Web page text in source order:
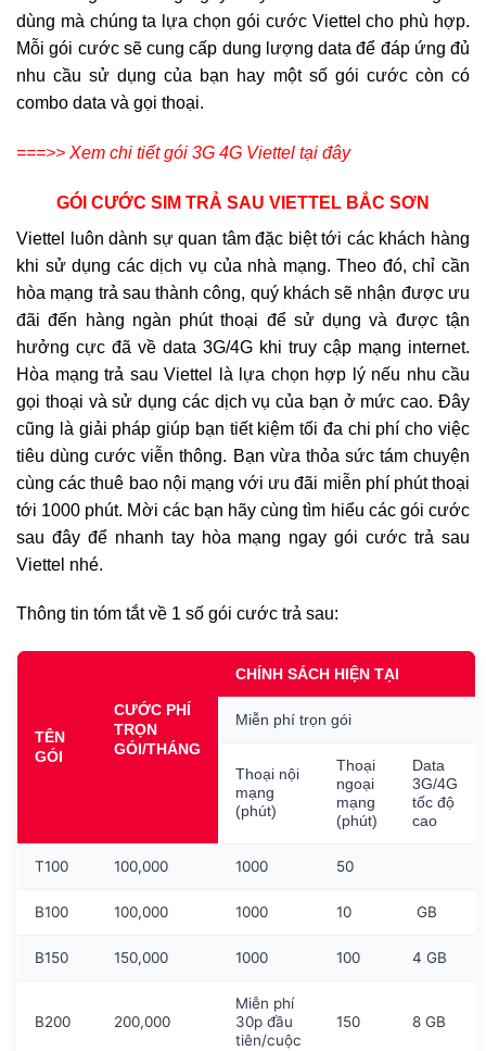
dùng mà chúng ta lựa chọn gói cước Viettel cho phù hợp.
Mỗi gói cước sẽ cung cấp dung lượng data để đáp ứng đủ
nhu cầu sử dụng của bạn hay một số gói cước còn có
combo data và gọi thoại.
===>> Xem chi tiết gói 3G 4G Viettel tại đây
GÓI CƯỚC SIM TRẢ SAU VIETTEL BẮC SƠN
Viettel luôn dành sự quan tâm đặc biệt tới các khách hàng
khi sử dụng các dịch vụ của nhà mạng. Theo đó, chỉ cần
hòa mạng trả sau thành công, quý khách sẽ nhận được ưu
đãi đến hàng ngàn phút thoại để sử dụng và được tận
hưởng cực đã về data 3G/4G khi truy cập mạng internet.
Hòa mạng trả sau Viettel là lựa chọn hợp lý nếu nhu cầu
gọi thoại và sử dụng các dịch vụ của bạn ở mức cao. Đây
cũng là giải pháp giúp bạn tiết kiệm tối đa chi phí cho việc
tiêu dùng cước viễn thông. Bạn vừa thỏa sức tám chuyện
cùng các thuê bao nội mạng với ưu đãi miễn phí phút thoại
tới 1000 phút. Mời các bạn hãy cùng tìm hiểu các gói cước
sau đây để nhanh tay hòa mạng ngay gói cước trả sau
Viettel nhé.
Thông tin tóm tắt về 1 số gói cước trả sau:
TÊN
GÓI
CƯỚC PHÍ
TRỌN
GÓI/THÁNG
CHÍNH SÁCH HIỆN TẠI
Miễn phí trọn gói
Thoại nội
mạng
(phút)
Thoại
ngoại
mạng
(phút)
Data
3G/4G
tốc độ
cao
T100 100,000 1000 50
B100 100,000 1000 10 GB
B150 150,000 1000 100 4 GB
B200 200,000
Miễn phí
30p đầu
tiên/cuộc
150 8 GB